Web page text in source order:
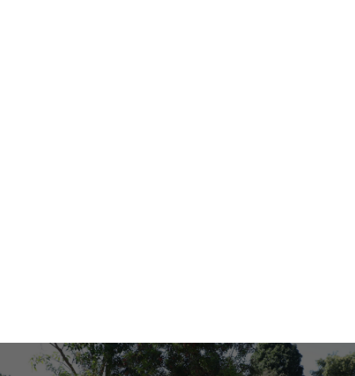
Zezé vistoria nova